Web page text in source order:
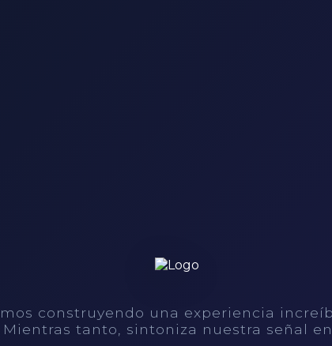
construyendo una experiencia
tanto, sintoniza nuestra señal en